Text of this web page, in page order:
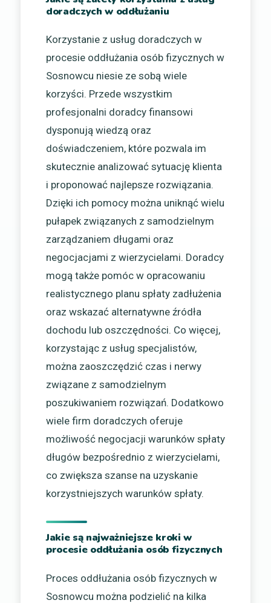
doradczych w oddłużaniu
Korzystanie z usług doradczych w
procesie oddłużania osób fizycznych w
Sosnowcu niesie ze sobą wiele
korzyści. Przede wszystkim
profesjonalni doradcy finansowi
dysponują wiedzą oraz
doświadczeniem, które pozwala im
skutecznie analizować sytuację klienta
i proponować najlepsze rozwiązania.
Dzięki ich pomocy można uniknąć wielu
pułapek związanych z samodzielnym
zarządzaniem długami oraz
negocjacjami z wierzycielami. Doradcy
mogą także pomóc w opracowaniu
realistycznego planu spłaty zadłużenia
oraz wskazać alternatywne źródła
dochodu lub oszczędności. Co więcej,
korzystając z usług specjalistów,
można zaoszczędzić czas i nerwy
związane z samodzielnym
poszukiwaniem rozwiązań. Dodatkowo
wiele firm doradczych oferuje
możliwość negocjacji warunków spłaty
długów bezpośrednio z wierzycielami,
co zwiększa szanse na uzyskanie
korzystniejszych warunków spłaty.
Jakie są najważniejsze kroki w
procesie oddłużania osób fizycznych
Proces oddłużania osób fizycznych w
Sosnowcu można podzielić na kilka